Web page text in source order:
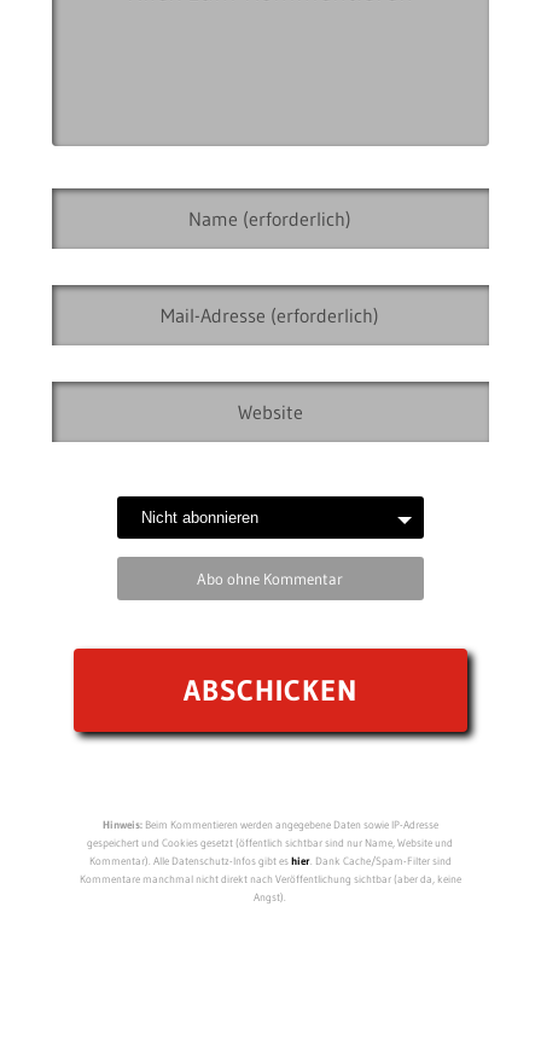
Abo ohne Kommentar
Hinweis:Beim Kommentieren werden angegebene Daten sowie IP-Adresse
gespeichert und Cookies gesetzt (öffentlich sichtbar sind nur Name, Website und
Kommentar). Alle Datenschutz-Infos gibt eshier. Dank Cache/Spam-Filter sind
Kommentare manchmal nicht direkt nach Veröffentlichung sichtbar (aber da, keine
Angst).